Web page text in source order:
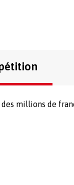
millions de